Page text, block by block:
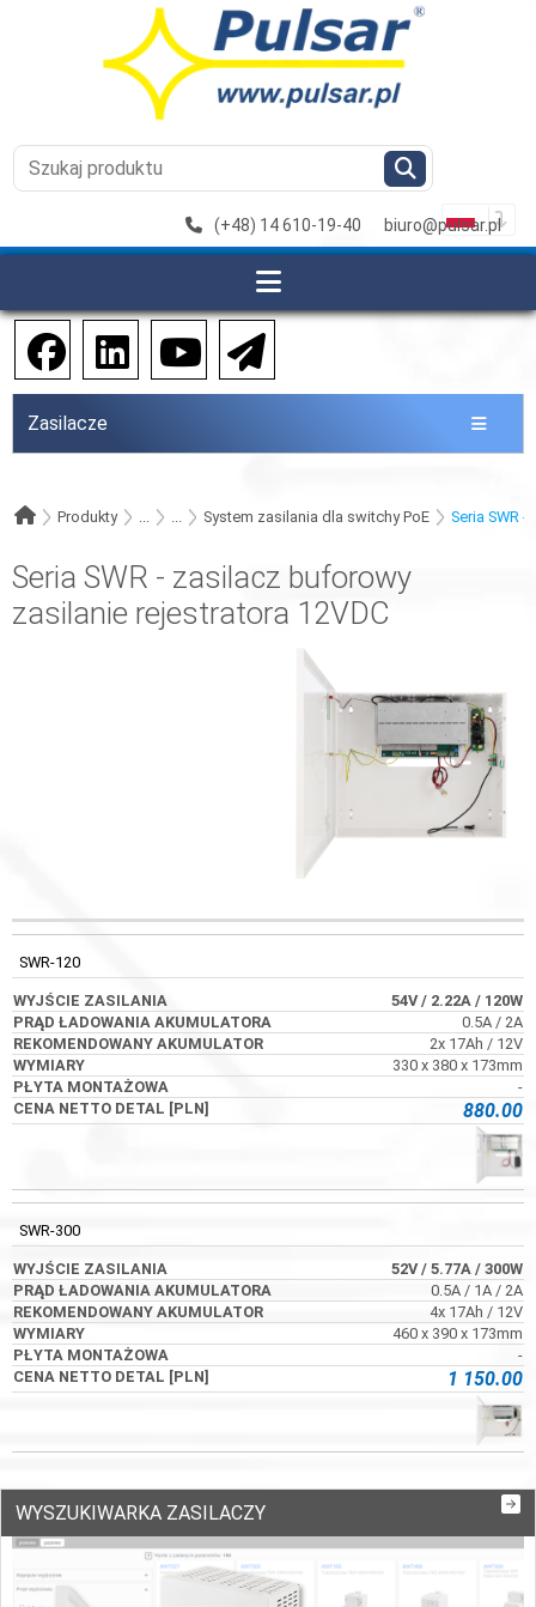
(+48) 14 610-19-40 biuro@pulsar.pl
Zasilacze
Produkty ... ... System zasilania dla switchy PoE Seria SWR
Seria SWR - zasilacz buforowy
zasilanie rejestratora 12VDC
WYJŚCIE
ZASILANIA
PRĄD ŁADOWANIA
AKUMULATORA
REKOMENDOWANY
AKUMULATOR
SWR-120
54V/ 2.22A / 120W
0.5A / 2A
2x 17Ah / 12V
330 x 380 x 173mm
-
880.00
SWR-300
52V/ 5.77A / 300W
0.5A / 1A / 2A
4x 17Ah / 12V
460 x 390 x 173mm
-
1 150.00
WYSZUKIWARKA ZASILACZY